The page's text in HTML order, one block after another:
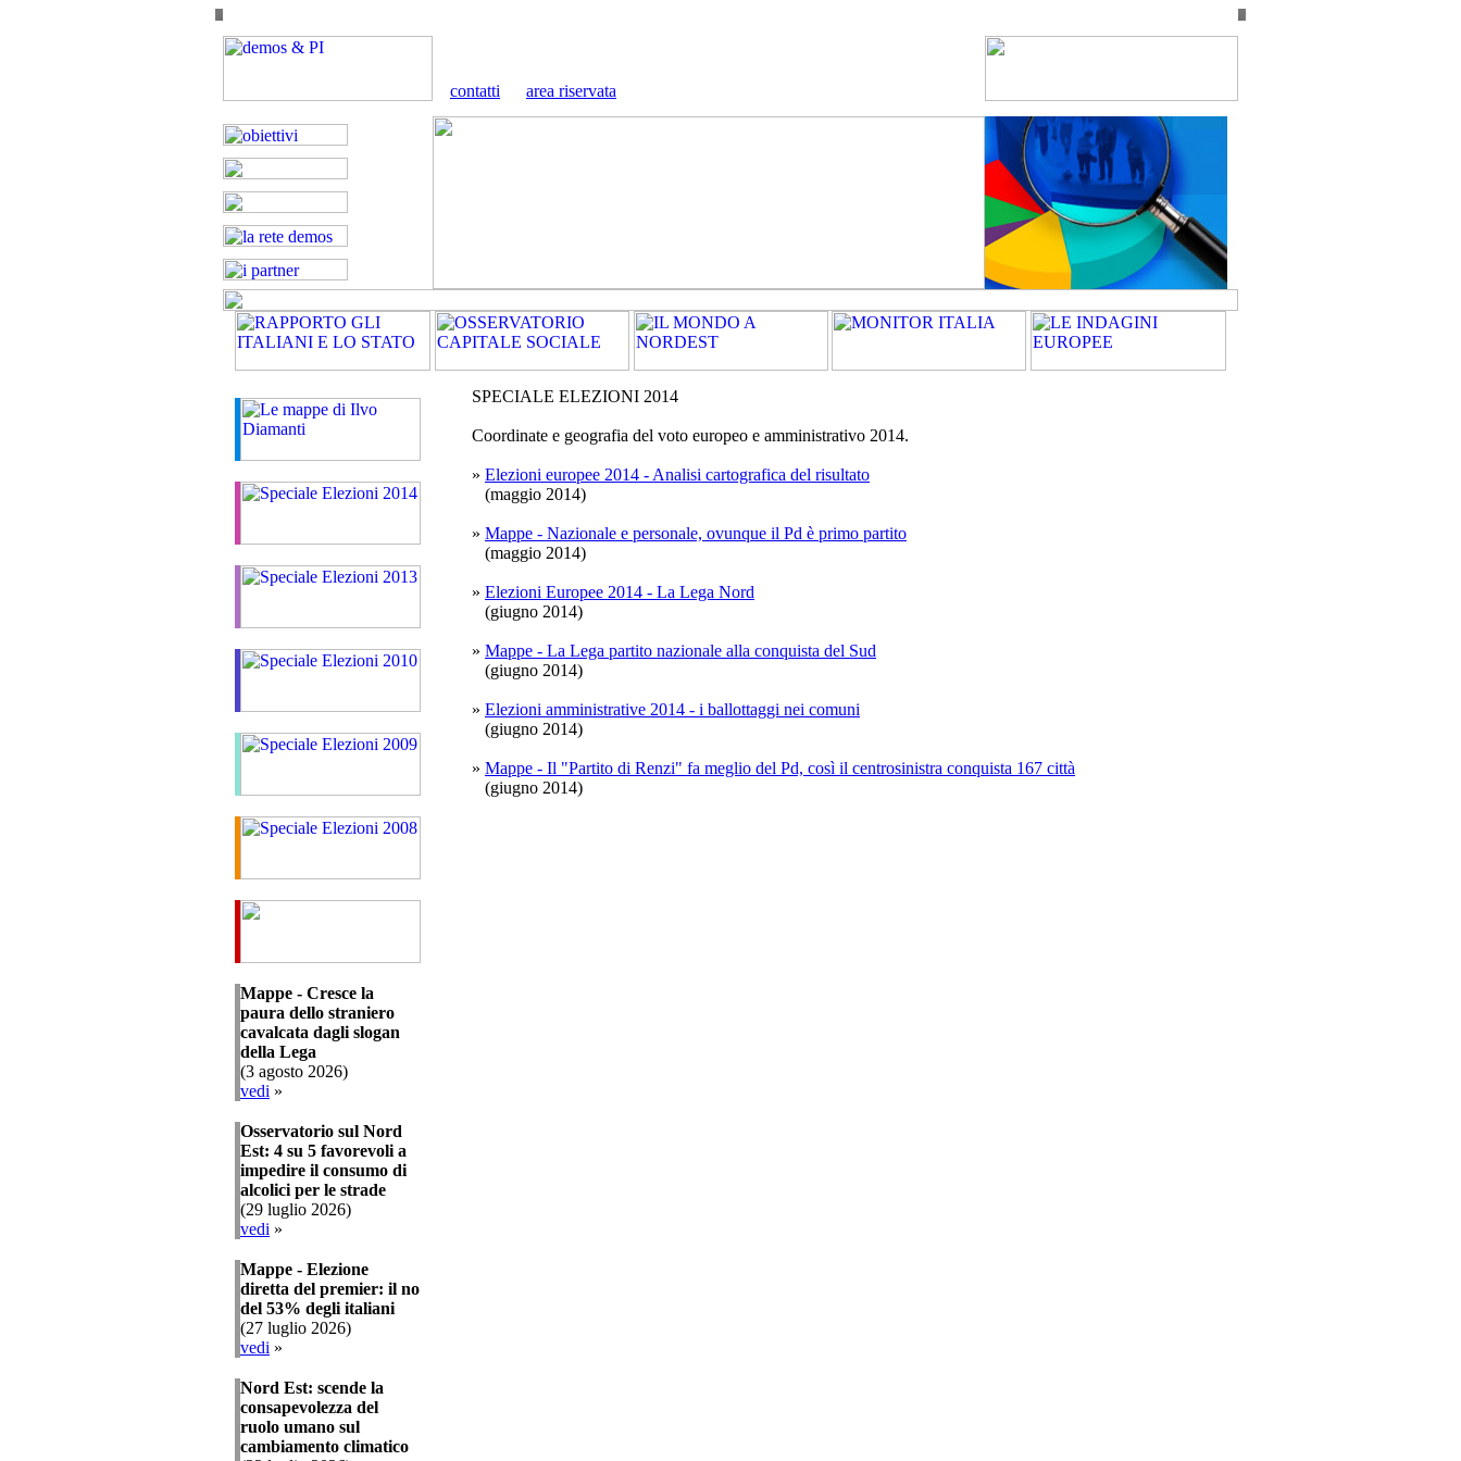
contatti area riservata
Mappe - Cresce la
paura dello straniero
cavalcata dagli slogan
della Lega
(3 agosto 2026)
vedi »
Osservatorio sul Nord
Est: 4 su 5 favorevoli a
impedire il consumo di
alcolici per le strade
(29 luglio 2026)
vedi »
Mappe - Elezione
diretta del premier: il no
del 53% degli italiani
(27 luglio 2026)
vedi »
Nord Est: scende la
consapevolezza del
ruolo umano sul
cambiamento climatico
SPECIALE ELEZIONI 2014
Coordinate e geografia del voto europeo e amministrativo 2014.
» Elezioni europee 2014 - Analisi cartografica del risultato
(maggio 2014)
» Mappe - Nazionale e personale, ovunque il Pd è primo partito
(maggio 2014)
» Elezioni Europee 2014 - La Lega Nord
(giugno 2014)
» Mappe - La Lega partito nazionale alla conquista del Sud
(giugno 2014)
» Elezioni amministrative 2014 - i ballottaggi nei comuni
(giugno 2014)
» Mappe - Il "Partito di Renzi" fa meglio del Pd, così il centrosinistra conquista 167 città
(giugno 2014)